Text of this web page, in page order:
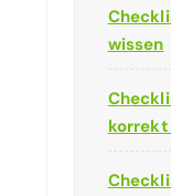
wissen